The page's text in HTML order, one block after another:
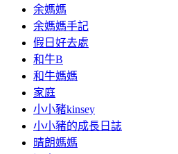
余媽媽
余媽媽手記
假日好去處
和牛B
和牛媽媽
家庭
小小豬kinsey
小小豬的成長日誌
晴朗媽媽